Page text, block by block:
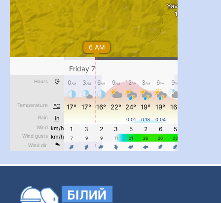
#PipIvanToday
#PipIvanWeather
 ...
pimrec_project